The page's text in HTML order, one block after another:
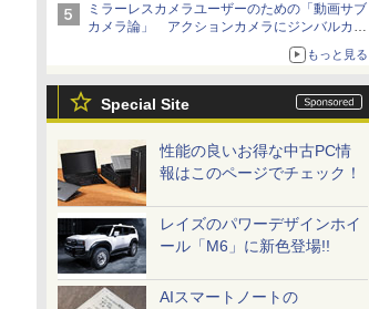
ミラーレスカメラユーザーのための「動画サブ
カメラ論」 アクションカメラにジンバルカメ
もっと見る
Special Site
性能の良いお得な中古PC情
報はこのページでチェック！
レイズのパワーデザインホイ
ール「M6」に新色登場!!
AIスマートノートの